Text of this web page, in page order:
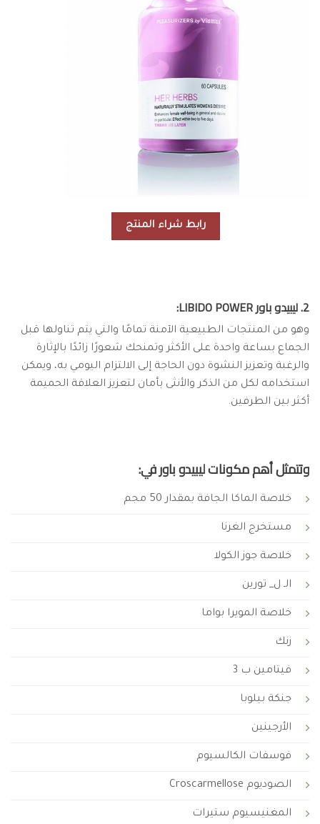
رابط شراء المنتج
2. ليبيدو باور LIBIDO POWER:
وهو من المنتجات الطبيعية الآمنة تمامًا والتي يتم تناولها قبل
الجماع بساعة واحدة على الأكثر وتمنحك شعورًا زائدًا بالإثارة
والرغبة وتعزيز النشوة دون الحاجة إلى الالتزام اليومي به، ويمكن
استخدامه لكل من الذكر والأنثى بأمان لتعزيز العلاقة الحميمة
أكثر بين الطرفين.
وتتمثل أهم مكونات ليبيدو باور في:
خلاصة الماكا الجافة بمقدار 50 مجم
مستخرج الغرنا
خلاصة جوز الكولا
الـ ل_ تورين
خلاصة المويرا بواما
زنك
فيتامين ب 3
جنكة بيلوبا
الأرجينين
فوسفات الكالسيوم
الصوديوم Croscarmellose
المغنيسيوم ستيرات